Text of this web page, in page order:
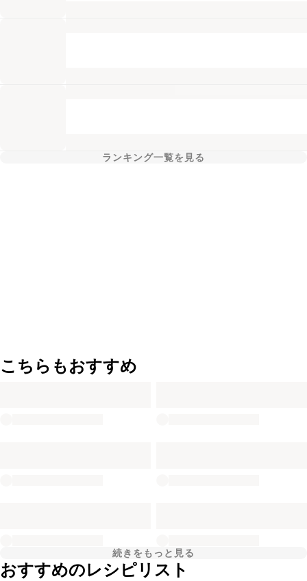
ランキング一覧を見る
こちらもおすすめ
続きをもっと見る
おすすめのレシピリスト